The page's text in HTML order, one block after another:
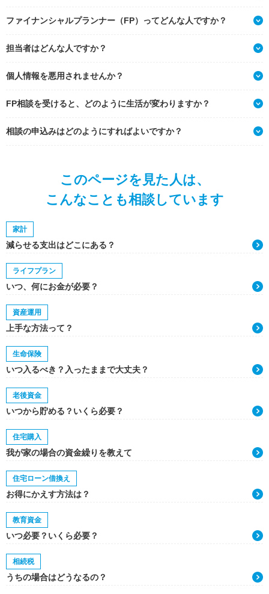
ファイナンシャルプランナー（FP）ってどんな人ですか？
担当者はどんな人ですか？
個人情報を悪用されませんか？
FP相談を受けると、どのように生活が変わりますか？
相談の申込みはどのようにすればよいですか？
このページを見た人は、
こんなことも相談しています
家計
減らせる支出はどこにある？
ライフプラン
いつ、何にお金が必要？
資産運用
上手な方法って？
生命保険
いつ入るべき？入ったままで大丈夫？
老後資金
いつから貯める？いくら必要？
住宅購入
我が家の場合の資金繰りを教えて
住宅ローン借換え
お得にかえす方法は？
教育資金
いつ必要？いくら必要？
相続税
うちの場合はどうなるの？